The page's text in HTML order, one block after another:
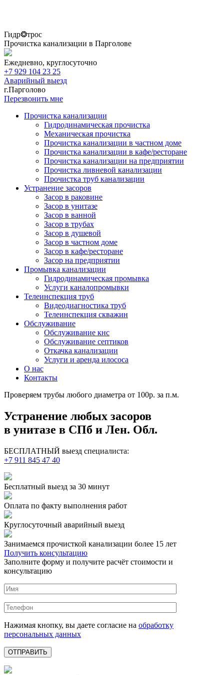
Гидр❂трос
Прочистка канализации в Парголове
Ежедневно, круглосуточно
+7 929 104 23 25
Аварийный выезд
г.Парголово
Перезвонить мне
Прочистка канализации
Гидродинамическая прочистка
Механическая прочистка
Прочистка канализации в частном доме
Прочистка канализации в кафе/ресторане
Прочистка канализации на предприятии
Прочистка ливневой канализации
Прочистка труб канализации
Устранение засоров
Засор в раковине
Засор в унитазе
Засор в ванной
Засор в трубах
Засор в душевой
Засор в частном доме
Засор в кафе/ресторане
Засор на предприятии
Промывка канализации
Гидродинамическая промывка
Услуги каналопромывки
Телеинспекция труб
Видеодиагностика труб
Телеинспекция скважин
Обслуживание
Обслуживание кнс
Обслуживание септиков
Откачка канализации
Услуги и аренда илососа
О нас
Контакты
Проверяем трубы любого диаметра от 100р. за п.м.
Устранение любых засоров
в унитазе в СПб и Лен. Обл.
БЕСПЛАТНЫЙ выезд специалиста:
+7 911 845 47 40
Бесплатный выезд за 30 минут
Оплата по факту выполнения работ
Круглосуточный аварийный выезд
Занимаемся прочисткой канализации более 15 лет
Получить консультацию
Заполните форму и получите расчёт стоимости и
консультацию
Нажимая кнопку, вы даете согласие на обработку
персональных данных